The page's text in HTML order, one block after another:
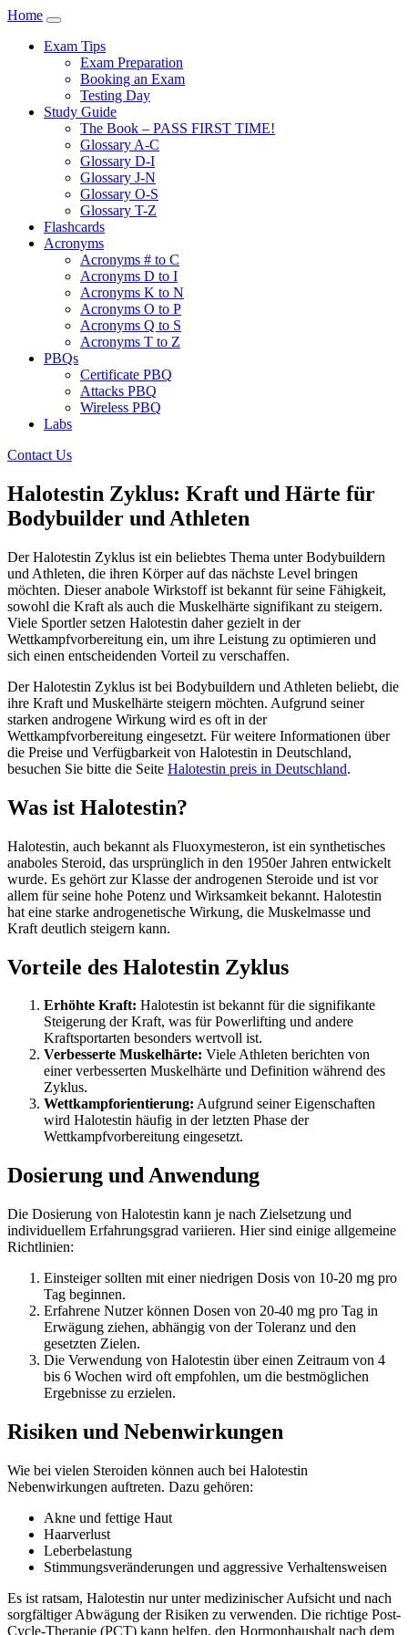
Home
Exam Tips
Exam Preparation
Booking an Exam
Testing Day
Study Guide
The Book – PASS FIRST TIME!
Glossary A-C
Glossary D-I
Glossary J-N
Glossary O-S
Glossary T-Z
Flashcards
Acronyms
Acronyms # to C
Acronyms D to I
Acronyms K to N
Acronyms O to P
Acronyms Q to S
Acronyms T to Z
PBQs
Certificate PBQ
Attacks PBQ
Wireless PBQ
Labs
Contact Us
Halotestin Zyklus: Kraft und Härte für
Bodybuilder und Athleten
Der Halotestin Zyklus ist ein beliebtes Thema unter Bodybuildern
und Athleten, die ihren Körper auf das nächste Level bringen
möchten. Dieser anabole Wirkstoff ist bekannt für seine Fähigkeit,
sowohl die Kraft als auch die Muskelhärte signifikant zu steigern.
Viele Sportler setzen Halotestin daher gezielt in der
Wettkampfvorbereitung ein, um ihre Leistung zu optimieren und
sich einen entscheidenden Vorteil zu verschaffen.
Der Halotestin Zyklus ist bei Bodybuildern und Athleten beliebt, die
ihre Kraft und Muskelhärte steigern möchten. Aufgrund seiner
starken androgene Wirkung wird es oft in der
Wettkampfvorbereitung eingesetzt. Für weitere Informationen über
die Preise und Verfügbarkeit von Halotestin in Deutschland,
besuchen Sie bitte die Seite Halotestin preis in Deutschland.
Was ist Halotestin?
Halotestin, auch bekannt als Fluoxymesteron, ist ein synthetisches
anaboles Steroid, das ursprünglich in den 1950er Jahren entwickelt
wurde. Es gehört zur Klasse der androgenen Steroide und ist vor
allem für seine hohe Potenz und Wirksamkeit bekannt. Halotestin
hat eine starke androgenetische Wirkung, die Muskelmasse und
Kraft deutlich steigern kann.
Vorteile des Halotestin Zyklus
Erhöhte Kraft: Halotestin ist bekannt für die signifikante
Steigerung der Kraft, was für Powerlifting und andere
Kraftsportarten besonders wertvoll ist.
Verbesserte Muskelhärte: Viele Athleten berichten von
einer verbesserten Muskelhärte und Definition während des
Zyklus.
Wettkampforientierung: Aufgrund seiner Eigenschaften
wird Halotestin häufig in der letzten Phase der
Wettkampfvorbereitung eingesetzt.
Dosierung und Anwendung
Die Dosierung von Halotestin kann je nach Zielsetzung und
individuellem Erfahrungsgrad variieren. Hier sind einige allgemeine
Richtlinien:
Einsteiger sollten mit einer niedrigen Dosis von 10-20 mg pro
Tag beginnen.
Erfahrene Nutzer können Dosen von 20-40 mg pro Tag in
Erwägung ziehen, abhängig von der Toleranz und den
gesetzten Zielen.
Die Verwendung von Halotestin über einen Zeitraum von 4
bis 6 Wochen wird oft empfohlen, um die bestmöglichen
Ergebnisse zu erzielen.
Risiken und Nebenwirkungen
Wie bei vielen Steroiden können auch bei Halotestin
Nebenwirkungen auftreten. Dazu gehören:
Akne und fettige Haut
Haarverlust
Leberbelastung
Stimmungsveränderungen und aggressive Verhaltensweisen
Es ist ratsam, Halotestin nur unter medizinischer Aufsicht und nach
sorgfältiger Abwägung der Risiken zu verwenden. Die richtige Post-
Cycle-Therapie (PCT) kann helfen, den Hormonhaushalt nach dem